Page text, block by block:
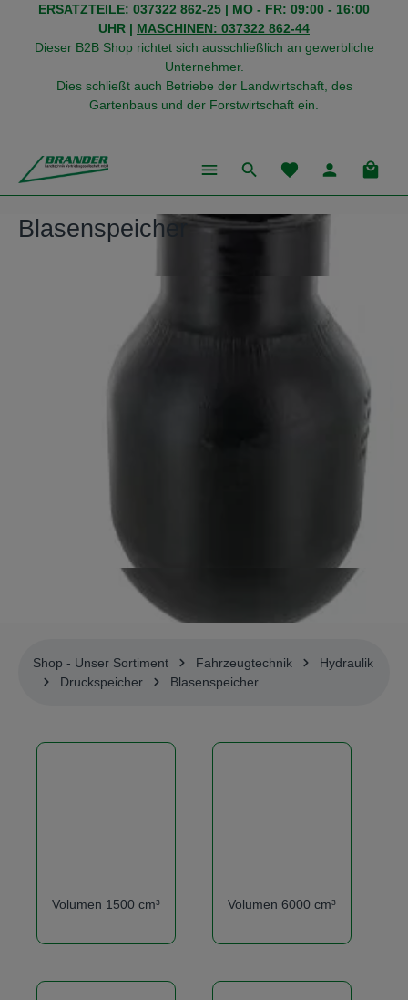
springen
ERSATZTEILE: 037322 862-25 | MO - FR: 09:00 - 16:00
UHR | MASCHINEN: 037322 862-44
Dieser B2B Shop richtet sich ausschließlich an gewerbliche
Unternehmer.
Dies schließt auch Betriebe der Landwirtschaft, des
Gartenbaus und der Forstwirtschaft ein.
Du hast 0
Blasenspeicher
Shop - Unser Sortiment Fahrzeugtechnik
Hydraulik
Druckspeicher
Blasenspeicher
Volumen 1500 cm³ Volumen 6000 cm³